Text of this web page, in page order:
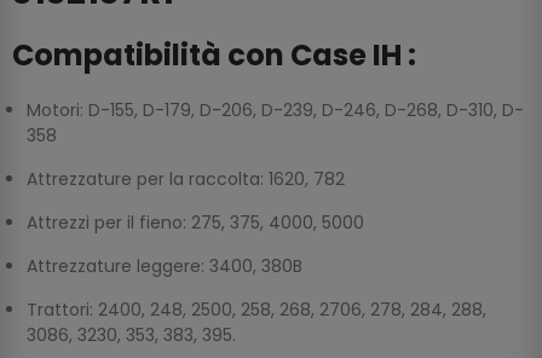
Compatibilità con Case IH :
Motori: D-155, D-179, D-206, D-239, D-246, D-268, D-310, D-
358
Attrezzature per la raccolta: 1620, 782
Attrezzi per il fieno: 275, 375, 4000, 5000
Attrezzature leggere: 3400, 380B
Trattori: 2400, 248, 2500, 258, 268, 2706, 278, 284, 288,
3086, 3230, 353, 383, 395.